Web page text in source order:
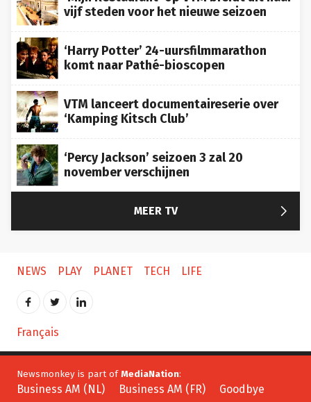
vijf steden voor het nieuwe seizoen
‘Harry Potter’ 24-uursfilmmarathon
komt naar Pathé-bioscopen
VTM lanceert documentaireserie over
‘Kamping Kitsch Club’
‘Percy Jackson’ seizoen 3 zal 20
november verschijnen
MEER TV 
NEWS PLAY PLANET TECH LIFE
Français
Newsmonkey is part ofMediaNation:
Business AM (NL) Business AM (FR) Goodbye